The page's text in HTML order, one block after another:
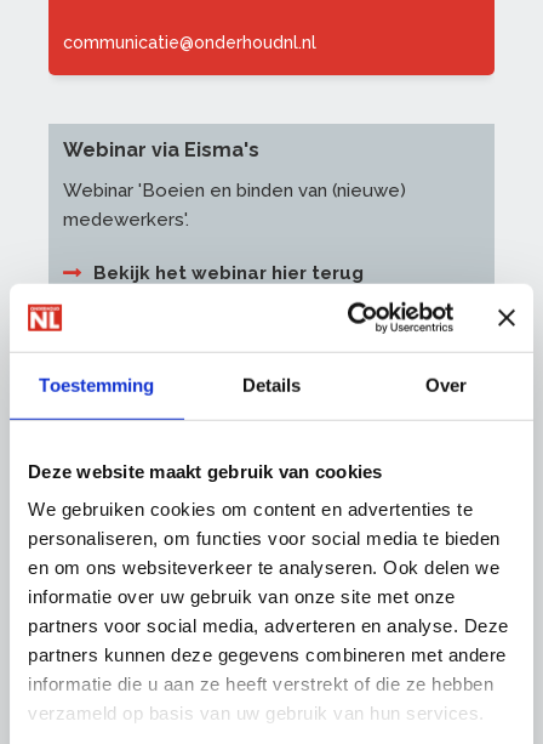
Toestemming Details Over
Deze website maakt gebruik van cookies
We gebruiken cookies om content en advertenties te
personaliseren, om functies voor social media te bieden
en om ons websiteverkeer te analyseren. Ook delen we
informatie over uw gebruik van onze site met onze
partners voor social media, adverteren en analyse. Deze
partners kunnen deze gegevens combineren met andere
informatie die u aan ze heeft verstrekt of die ze hebben
verzameld op basis van uw gebruik van hun services.
communicatie@onderhoudnl.nl
Webinar via Eisma's
Webinar 'Boeien en binden van (nieuwe)
medewerkers'.
Bekijk het webinar hier terug
Naar webinararchief
Word ook lid
Profiteer direct van kortingen, tools,
informatie en onze lobby om nog slimmer
te ondernemen. Samen zijn we een sterke
sector van ondernemers en vakmensen.
Wij houden Nederland mooi.
Bekijk wat het lidmaatschap